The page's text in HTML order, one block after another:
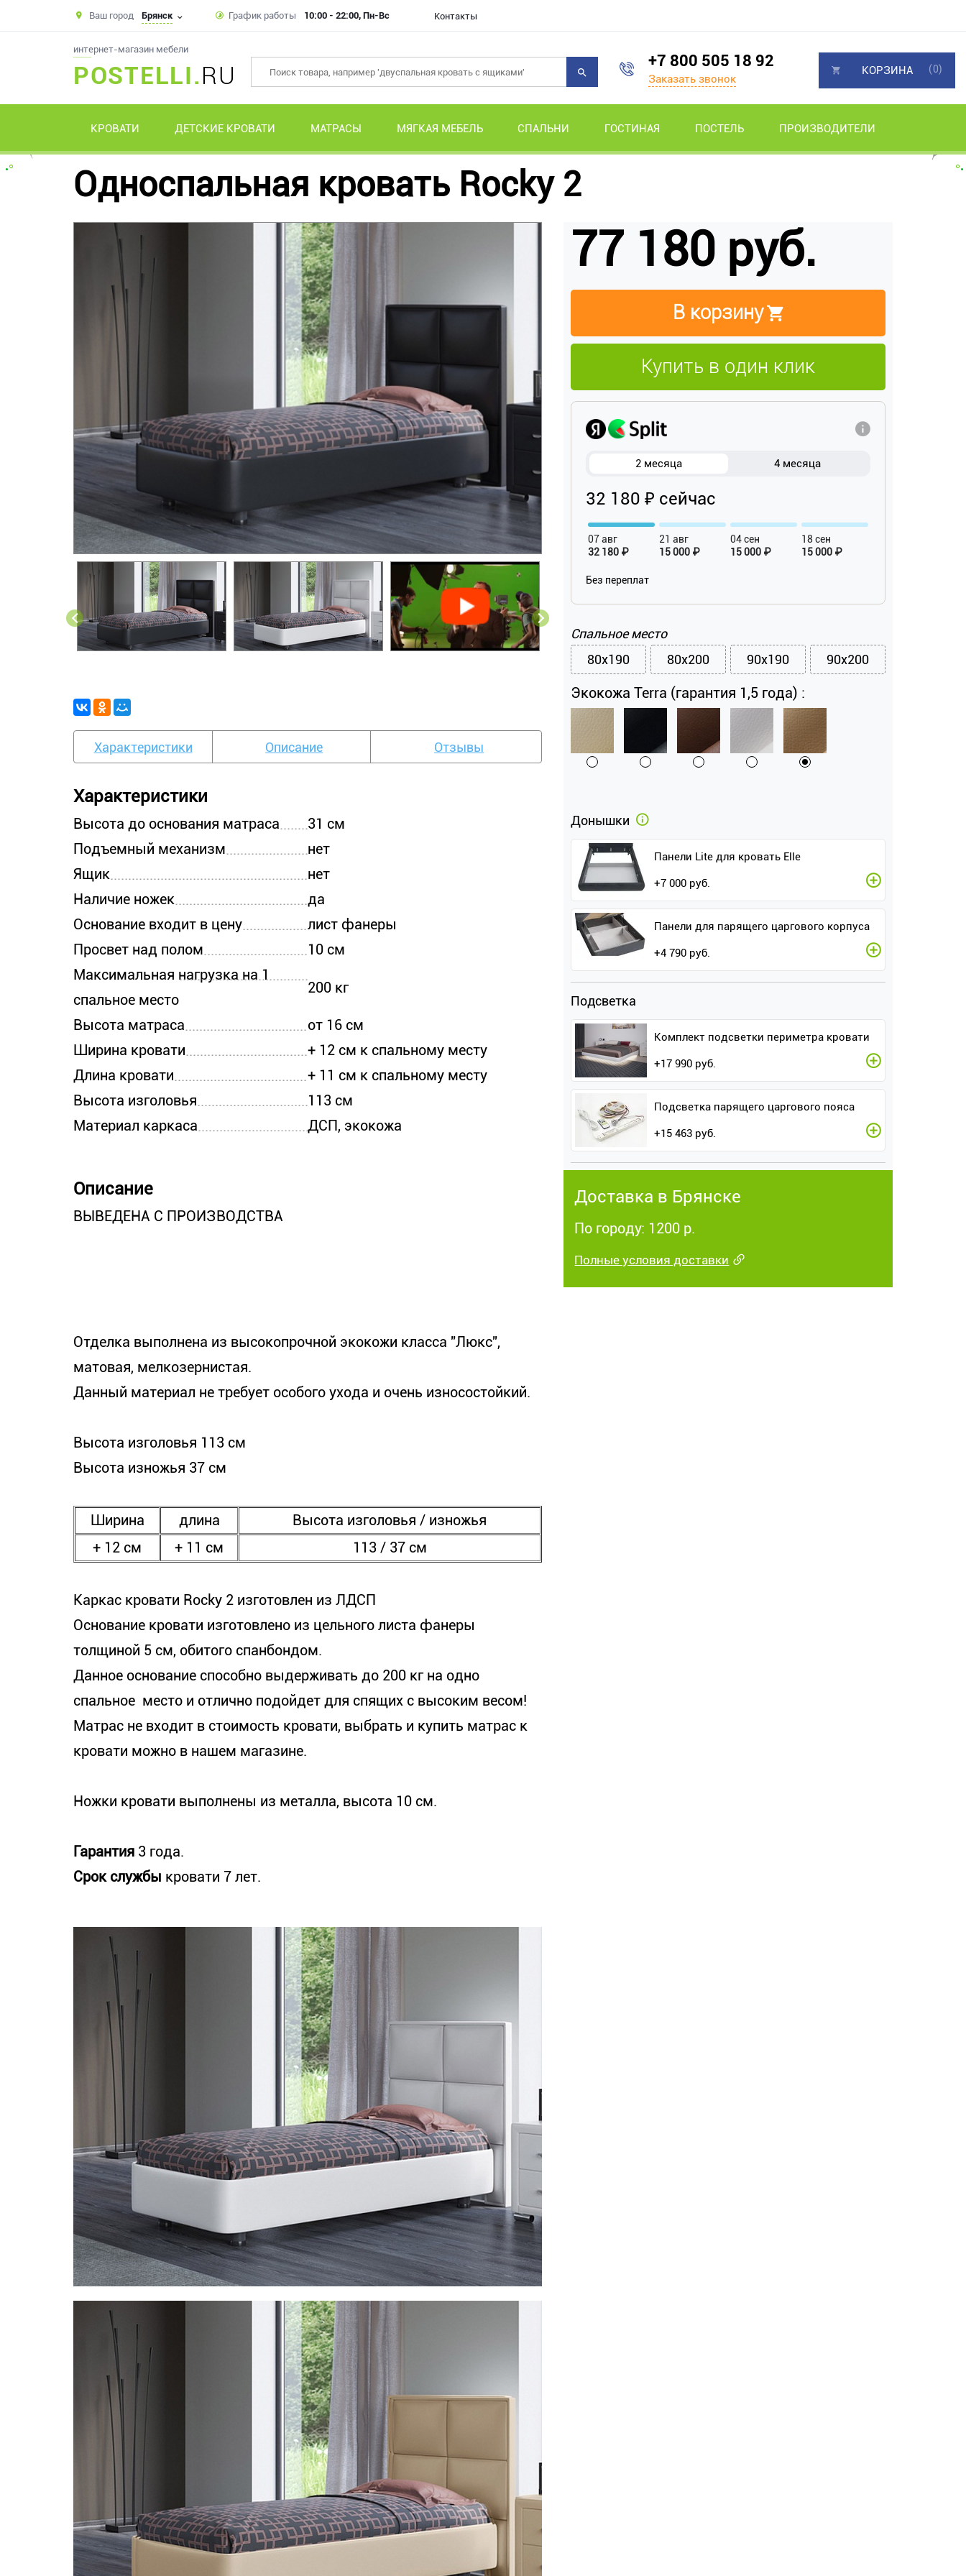
Ваш город Брянск График работы 10:00 - 22:00, Пн-Вс Контакты
интернет-магазин мебели
POSTELLI.RU
+7 800 505 18 92
Заказать звонок
КРОВАТИ ДЕТСКИЕ КРОВАТИ МАТРАСЫ МЯГКАЯ МЕБЕЛЬ СПАЛЬНИ ГОСТИНАЯ ПОСТЕЛЬ ПРОИЗВОДИТЕЛИ
КОРЗИНА (0)
Односпальная кровать Rocky 2
Характеристики Описание Отзывы
Характеристики
Высота до основания матраса
31 см
Подъемный механизм
нет
Ящик
нет
Наличие ножек
да
Основание входит в цену
лист фанеры
Просвет над полом
10 см
Максимальная нагрузка на 1
спальное место
200 кг
Высота матраса
от 16 см
Ширина кровати
+ 12 см к спальному месту
Длина кровати
+ 11 см к спальному месту
Высота изголовья
113 см
Материал каркаса
ДСП, экокожа
Описание
ВЫВЕДЕНА С ПРОИЗВОДСТВА
Отделка выполнена из высокопрочной экокожи класса "Люкс",
матовая, мелкозернистая.
Данный материал не требует особого ухода и очень износостойкий.
Высота изголовья 113 см
Высота изножья 37 см
Ширина длина
Высота изголовья / изножья
+ 12 см
+ 11 см 113 / 37 см
Каркас кровати Rocky 2 изготовлен из ЛДСП
Основание кровати изготовлено из цельного листа фанеры
толщиной 5 см, обитого спанбондом.
Данное основание способно выдерживать до 200 кг на одно
спальное место и отлично подойдет для спящих с высоким весом!
Матрас не входит в стоимость кровати, выбрать и купить матрас к
кровати можно в нашем магазине.
Ножки кровати выполнены из металла, высота 10 см.
Гарантия 3 года.
Срок службы кровати 7 лет.
77 180 руб.
В корзину
Купить в один клик
2 месяца 4 месяца
32 180 ₽ сейчас
07 авг
32 180 ₽
21 авг
15 000 ₽
04 сен
15 000 ₽
18 сен
15 000 ₽
Без переплат
Спальное место
80x190
80x200 90x190 90x200
Экокожа Terra (гарантия 1,5 года) :
Донышки
Панели Lite для кровать Elle
+7 000 руб.
Панели для парящего царгового корпуса
+4 790 руб.
Подсветка
Комплект подсветки периметра кровати
+17 990 руб.
Подсветка парящего царгового пояса
+15 463 руб.
Доставка в Брянске
По городу: 1200 р.
Полные условия доставки